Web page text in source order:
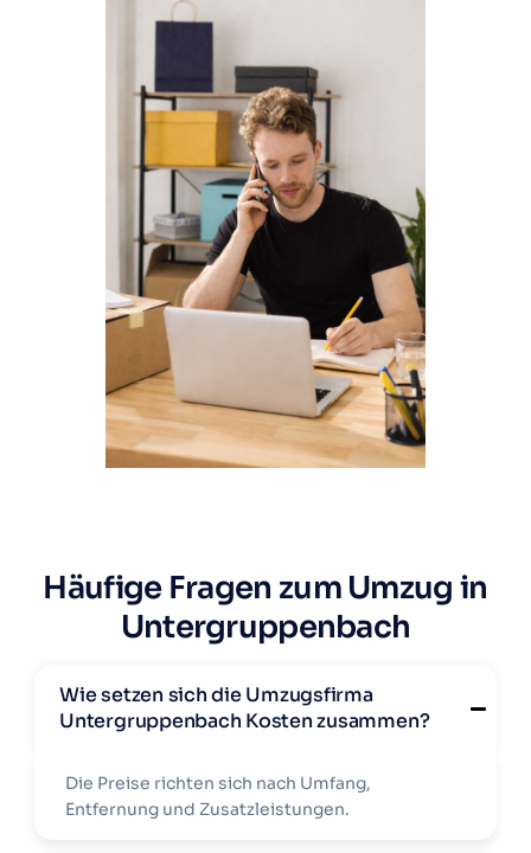
Häufige Fragen zum Umzug in
Untergruppenbach
Wie setzen sich die Umzugsfirma
Untergruppenbach Kosten zusammen?
Die Preise richten sich nach Umfang,
Entfernung und Zusatzleistungen.